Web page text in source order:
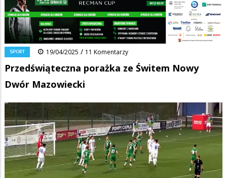
Ścieżka
nawigacyjna
Przedświąteczna porażka ze Świtem Nowy Dwór Mazowiecki
FacebookPinterestTumblr Reddit Share
SPORT 19/04/2025 / 11 Komentarzy
Przedświąteczna porażka ze Świtem Nowy
Dwór Mazowiecki